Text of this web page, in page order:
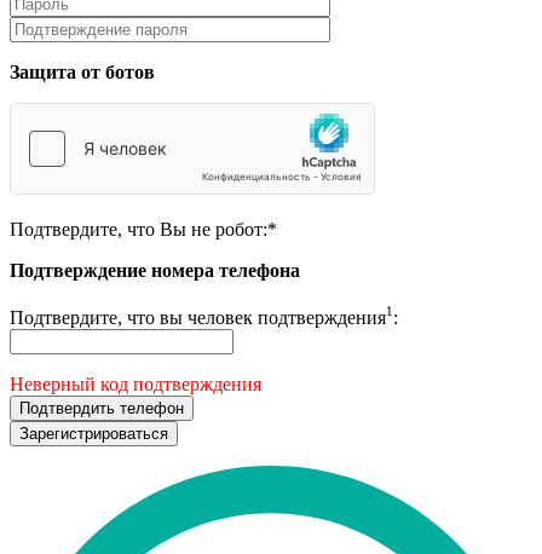
Защита от ботов
Подтвердите, что Вы не робот:*
Подтверждение номера телефона
Подтвердите, что вы человек подтверждения1 :
Неверный код подтверждения
Подтвердить телефон
Зарегистрироваться